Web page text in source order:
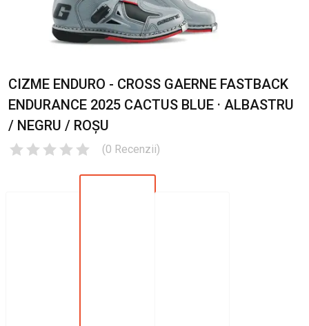
CIZME ENDURO - CROSS GAERNE FASTBACK
ENDURANCE 2025 CACTUS BLUE · ALBASTRU
/ NEGRU / ROȘU
(0 Recenzii)